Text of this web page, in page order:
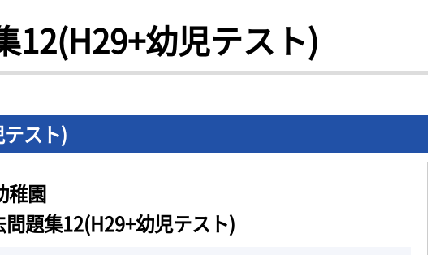
12(H29+幼児テスト)
スト)
稚園
題集12(H29+幼児テスト)